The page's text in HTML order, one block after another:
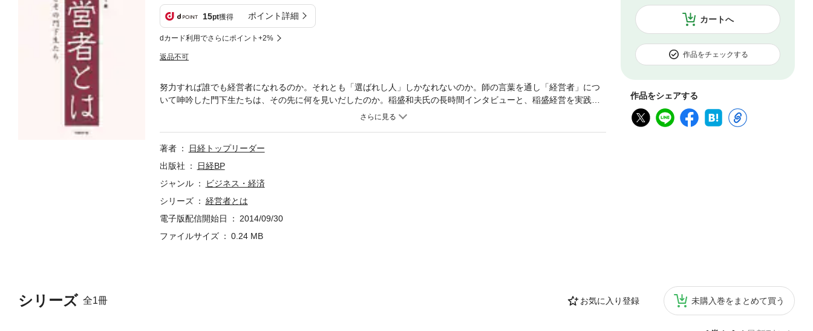
15pt獲得 ポイント詳細
dカード利用でさらにポイント+2%
返品不可
カートへ
作品をチェックする
作品をシェアする
シリーズ 全1冊 お気に入り登録 未購入巻をまとめて買う
努力すれば誰でも経営者になれるのか。それとも「選ばれし人」しかなれないのか。師の言葉を通し「経営者」につ
いて呻吟した門下生たちは、その先に何を見いだしたのか。稲盛和夫氏の長時間インタビューと、稲盛経営を実践す
る盛和塾生の体験談から、「経営者とは何か」「経営者とはどのような人間なのか」という根源的な問いに迫る。経
のです」●「不景気だとか、うちにはこういう技術がないからとか、何を言うとるんや」●「必死にやれば、このじい
さんでも何万人の気持ちを変えることができるのです」●「経営のケの字も知らんくせに、経営者ぶっておる人がたく
ゅうでした」(稲盛和夫氏のインタビューから)
著者
日経トップリーダー
出版社
日経BP
ジャンル
ビジネス・経済
シリーズ
経営者とは
電子版配信開始日
2014/09/30
ファイルサイズ
0.24 MB